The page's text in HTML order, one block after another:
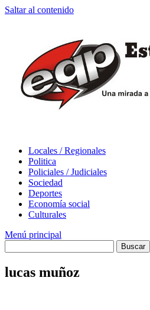
Saltar al contenido
Locales / Regionales
Politica
Policiales / Judiciales
Sociedad
Deportes
Economía social
Culturales
Menú principal
lucas muñoz